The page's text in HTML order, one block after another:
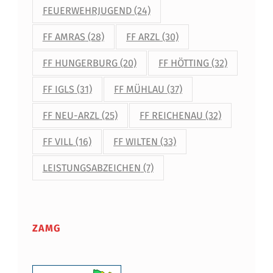
FEUERWEHRJUGEND(24)
FF AMRAS (28) FF ARZL (30)
FF HUNGERBURG(20) FF HÖTTING (32)
FF IGLS (31) FF MÜHLAU (37)
FF NEU-ARZL(25) FF REICHENAU (32)
FF VILL(16) FF WILTEN (33)
LEISTUNGSABZEICHEN (7)
ZAMG